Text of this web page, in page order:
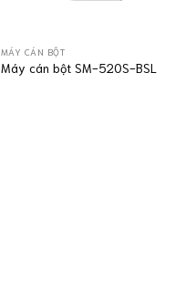
MÁY CÁN BỘT
Máy cán bột SM-520S-BSL